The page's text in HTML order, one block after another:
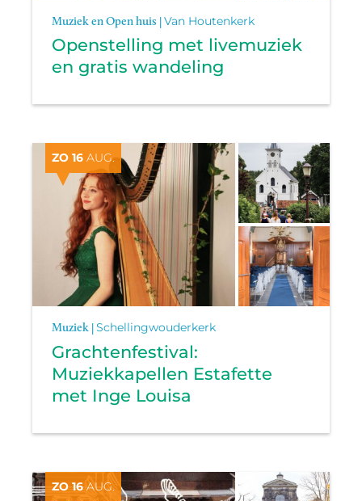
Muziek en Open huis |Van Houtenkerk
Openstelling met livemuziek
en gratis wandeling
ZO 16 AUG.
Muziek |Schellingwouderkerk
Grachtenfestival:
Muziekkapellen Estafette
met Inge Louisa
ZO 16 AUG.